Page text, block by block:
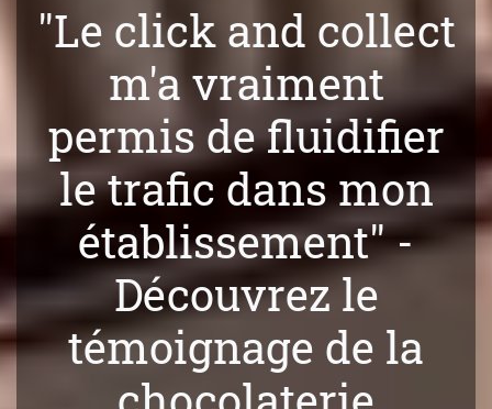
"Le click and collect
m'a vraiment
permis de fluidifier
le trafic dans mon
établissement" -
Découvrez le
témoignage de la